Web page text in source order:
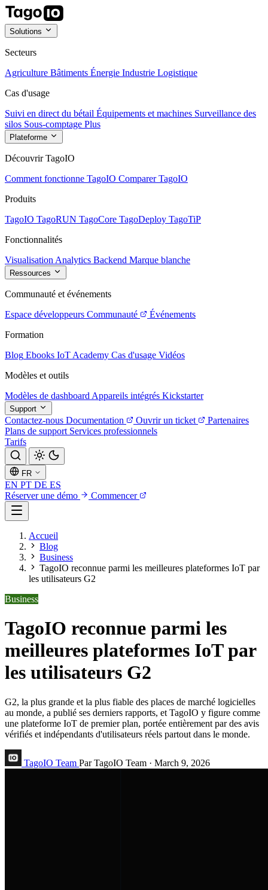
Solutions
Secteurs
Agriculture Bâtiments Énergie Industrie Logistique
Cas d'usage
Suivi en direct du bétail Équipements et machines Surveillance des
silos Sous-comptage Plus
Plateforme
Découvrir TagoIO
Comment fonctionne TagoIO Comparer TagoIO
Produits
TagoIO TagoRUN TagoCore TagoDeploy TagoTiP
Fonctionnalités
Visualisation Analytics Backend Marque blanche
Ressources
Communauté et événements
Espace développeurs Communauté
Événements
Formation
Blog Ebooks IoT Academy Cas d'usage Vidéos
Modèles et outils
Modèles de dashboard Appareils intégrés Kickstarter
Support
Contactez-nous Documentation Ouvrir un ticket
Partenaires
Plans de support Services professionnels
Tarifs
FR
EN PT DE ES
Réserver une démo
Commencer
Accueil
Blog
Business
TagoIO reconnue parmi les meilleures plateformes IoT par
les utilisateurs G2
Business
TagoIO reconnue parmi les
meilleures plateformes IoT par
les utilisateurs G2
G2, la plus grande et la plus fiable des places de marché logicielles
au monde, a publié ses derniers rapports, et TagoIO y figure comme
une plateforme IoT de premier plan, portée entièrement par des avis
vérifiés et indépendants d'utilisateurs réels partout dans le monde.
TagoIO Team Par TagoIO Team · March 9, 2026